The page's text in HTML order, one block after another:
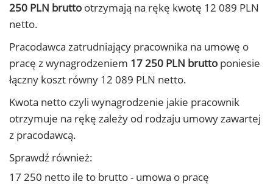
250 PLN brutto otrzymają na rękę kwotę 12 089 PLN
netto.
Pracodawca zatrudniający pracownika na umowę o
pracę z wynagrodzeniem 17 250 PLN brutto poniesie
łączny koszt równy 12 089 PLN netto.
Kwota netto czyli wynagrodzenie jakie pracownik
otrzymuje na rękę zależy od rodzaju umowy zawartej
z pracodawcą.
Sprawdź również:
17 250 netto ile to brutto - umowa o pracę